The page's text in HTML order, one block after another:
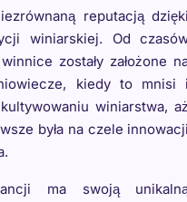
reputacją
winiarskiej. Od
zostały założone
kiedy to mnisi
winiarstwa,
była na czele
ma swoją